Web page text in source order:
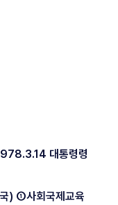
대통령령
) ①사회국제교육